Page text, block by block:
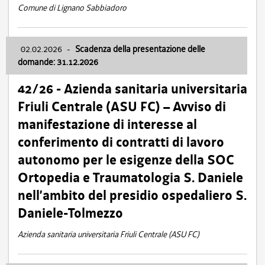
Comune di Lignano Sabbiadoro
02.02.2026 - Scadenza della presentazione delle
domande: 31.12.2026
42/26 - Azienda sanitaria universitaria
Friuli Centrale (ASU FC) – Avviso di
manifestazione di interesse al
conferimento di contratti di lavoro
autonomo per le esigenze della SOC
Ortopedia e Traumatologia S. Daniele
nell’ambito del presidio ospedaliero S.
Daniele-Tolmezzo
Azienda sanitaria universitaria Friuli Centrale (ASU FC)